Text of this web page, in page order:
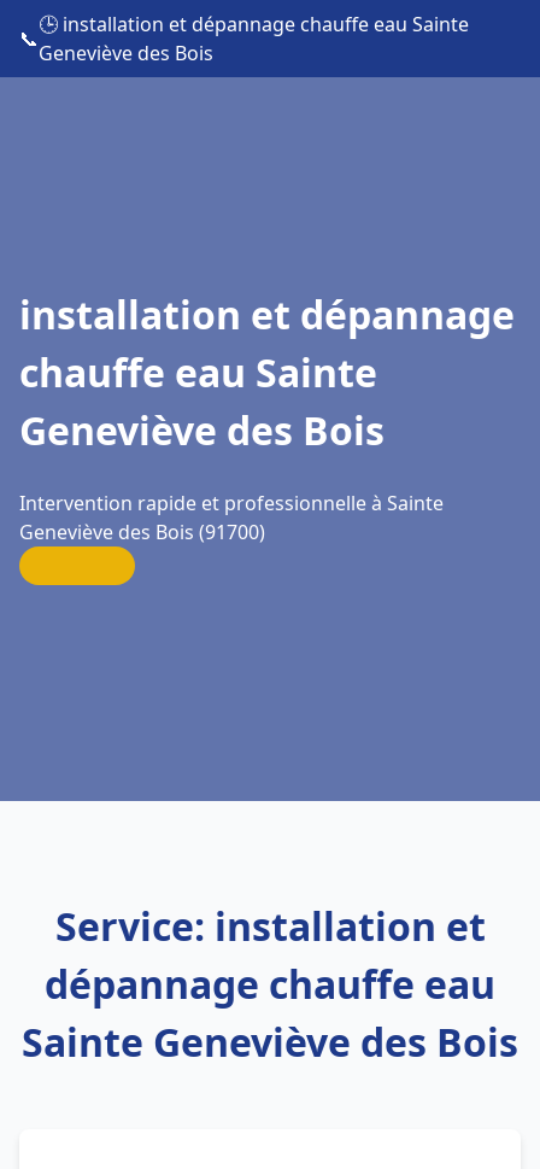
📞
🕒 installation et dépannage chauffe eau Sainte
Geneviève des Bois
installation et dépannage
chauffe eau Sainte
Geneviève des Bois
Intervention rapide et professionnelle à Sainte
Geneviève des Bois (91700)
Service: installation et
dépannage chauffe eau
Sainte Geneviève des Bois